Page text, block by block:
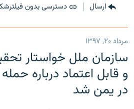
ارسال دسترسی بدون
مرداد ۲۰, ۱۳۹۷
سازمان ملل خواستار
و قابل اعتماد درباره
در یمن شد